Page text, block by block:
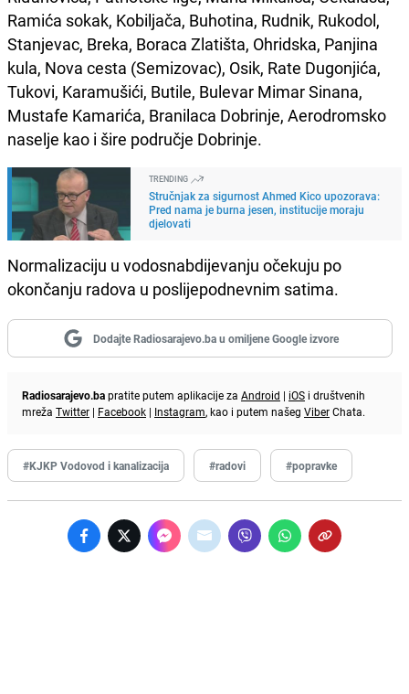
Ramića sokak, Kobiljača, Buhotina, Rudnik, Rukodol,
Stanjevac, Breka, Boraca Zlatišta, Ohridska, Panjina
kula, Nova cesta (Semizovac), Osik, Rate Dugonjića,
Tukovi, Karamušići, Butile, Bulevar Mimar Sinana,
Mustafe Kamarića, Branilaca Dobrinje, Aerodromsko
naselje kao i šire područje Dobrinje.
TRENDING
Stručnjak za sigurnost Ahmed Kico upozorava:
Pred nama je burna jesen, institucije moraju
djelovati
Normalizaciju u vodosnabdijevanju očekuju po
okončanju radova u poslijepodnevnim satima.
Dodajte Radiosarajevo.ba u omiljene Google izvore
Radiosarajevo.bapratite putem aplikacije za Android | iOS i društvenih
mreža Twitter | Facebook | Instagram, kao i putem našeg ViberChata.
#KJKP Vodovod i kanalizacija #radovi #popravke